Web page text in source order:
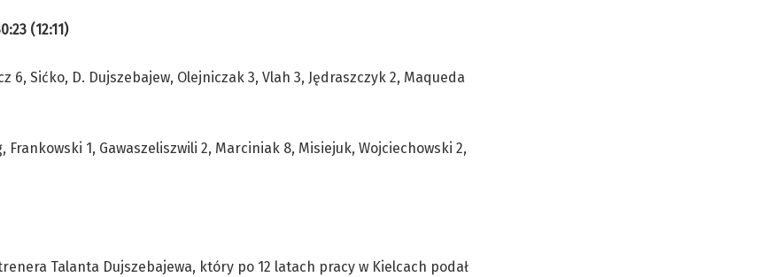
(12:11)
6, Sićko, D. Dujszebajew, Olejniczak 3, Vlah 3, Jędraszczyk 2, Maqueda
1, Gawaszeliszwili 2, Marciniak 8, Misiejuk, Wojciechowski 2,
Talanta Dujszebajewa, który po 12 latach pracy w Kielcach podał